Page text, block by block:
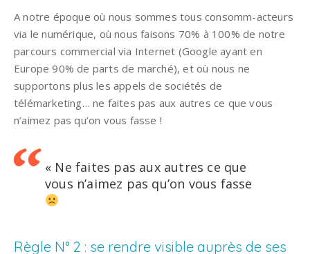
A notre époque où nous sommes tous consomm-acteurs
via le numérique, où nous faisons 70% à 100% de notre
parcours commercial via Internet (Google ayant en
Europe 90% de parts de marché), et où nous ne
supportons plus les appels de sociétés de
télémarketing… ne faites pas aux autres ce que vous
n’aimez pas qu’on vous fasse !
« Ne faites pas aux autres ce que
vous n’aimez pas qu’on vous fasse
Règle N° 2 : se rendre visible auprès de ses